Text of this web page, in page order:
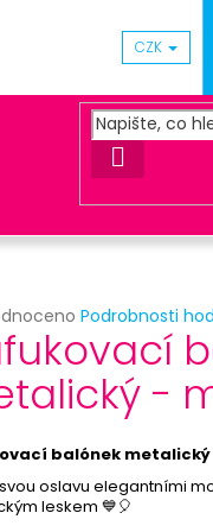
CZK
HLEDAT
Podrobnosti
-
balónek metalický
oslavu elegantními
leskem 💙🎈
ZLATÁ